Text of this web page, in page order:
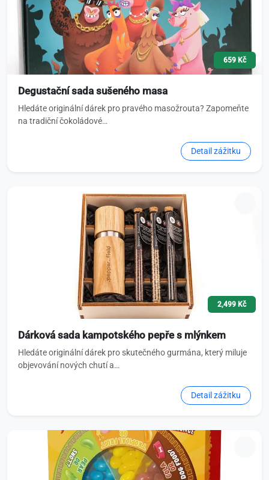
659 Kč
Degustační sada sušeného masa
Hledáte originální dárek pro pravého masožrouta? Zapomeňte
na tradiční čokoládové…
Detail zážitku
2,499 Kč
Dárková sada kampotského pepře s mlýnkem
Hledáte originální dárek pro skutečného gurmána, který miluje
objevování nových chutí a…
Detail zážitku